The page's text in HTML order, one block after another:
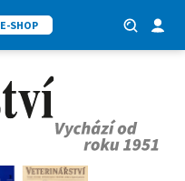
E-SHOP